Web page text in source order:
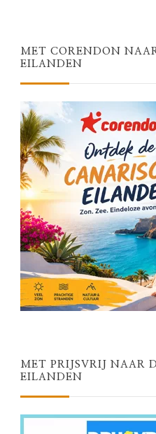
MET CORENDON
EILANDEN
MET PRIJSVRIJ NAAR
EILANDEN